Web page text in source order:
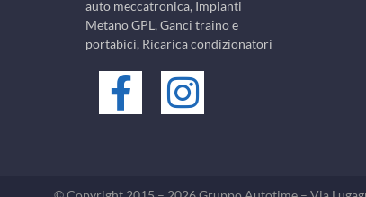
auto meccatronica, Impianti
Metano GPL, Ganci traino e
portabici, Ricarica condizionatori